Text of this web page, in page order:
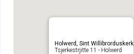
Holwerd, Sint Willibrorduskerk
Tsjerkestrjitte 11 - Holwerd